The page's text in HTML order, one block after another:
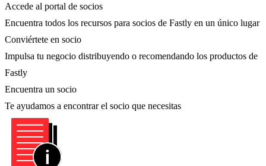
Accede al portal de socios
Encuentra todos los recursos para socios de Fastly en un único lugar
Conviértete en socio
Impulsa tu negocio distribuyendo o recomendando los productos de
Fastly
Encuentra un socio
Te ayudamos a encontrar el socio que necesitas